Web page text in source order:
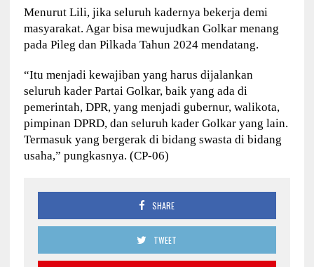
Menurut Lili, jika seluruh kadernya bekerja demi
masyarakat. Agar bisa mewujudkan Golkar menang
pada Pileg dan Pilkada Tahun 2024 mendatang.
“Itu menjadi kewajiban yang harus dijalankan
seluruh kader Partai Golkar, baik yang ada di
pemerintah, DPR, yang menjadi gubernur, walikota,
pimpinan DPRD, dan seluruh kader Golkar yang lain.
Termasuk yang bergerak di bidang swasta di bidang
usaha,” pungkasnya. (CP-06)
SHARE
TWEET